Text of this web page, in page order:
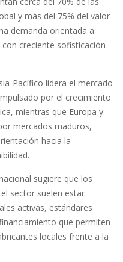
y más del 75% del valor
demanda orientada a
creciente sofisticación
Pacífico lidera el mercado
por el crecimiento
mientras que Europa y
mercados maduros,
hacia la
sugiere que los
sector suelen estar
activas, estándares
que permiten
locales frente a la